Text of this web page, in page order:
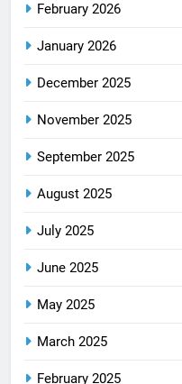
February 2026
January 2026
December 2025
November 2025
September 2025
August 2025
July 2025
June 2025
May 2025
March 2025
February 2025